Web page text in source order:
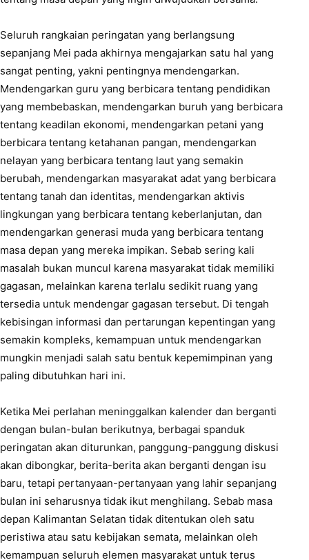
Seluruh rangkaian peringatan yang berlangsung
sepanjang Mei pada akhirnya mengajarkan satu hal yang
sangat penting, yakni pentingnya mendengarkan.
Mendengarkan guru yang berbicara tentang pendidikan
yang membebaskan, mendengarkan buruh yang berbicara
tentang keadilan ekonomi, mendengarkan petani yang
berbicara tentang ketahanan pangan, mendengarkan
nelayan yang berbicara tentang laut yang semakin
berubah, mendengarkan masyarakat adat yang berbicara
tentang tanah dan identitas, mendengarkan aktivis
lingkungan yang berbicara tentang keberlanjutan, dan
mendengarkan generasi muda yang berbicara tentang
masa depan yang mereka impikan. Sebab sering kali
masalah bukan muncul karena masyarakat tidak memiliki
gagasan, melainkan karena terlalu sedikit ruang yang
tersedia untuk mendengar gagasan tersebut. Di tengah
kebisingan informasi dan pertarungan kepentingan yang
semakin kompleks, kemampuan untuk mendengarkan
mungkin menjadi salah satu bentuk kepemimpinan yang
paling dibutuhkan hari ini.
Ketika Mei perlahan meninggalkan kalender dan berganti
dengan bulan-bulan berikutnya, berbagai spanduk
peringatan akan diturunkan, panggung-panggung diskusi
akan dibongkar, berita-berita akan berganti dengan isu
baru, tetapi pertanyaan-pertanyaan yang lahir sepanjang
bulan ini seharusnya tidak ikut menghilang. Sebab masa
depan Kalimantan Selatan tidak ditentukan oleh satu
peristiwa atau satu kebijakan semata, melainkan oleh
kemampuan seluruh elemen masyarakat untuk terus